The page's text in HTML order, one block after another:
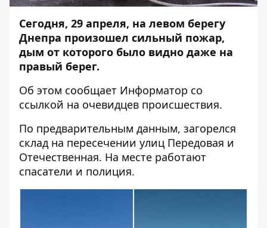
Сегодня, 29 апреля, на левом берегу
Днепра произошел сильный пожар,
дым от которого было видно даже на
правый берег.
Об этом сообщает Информатор со
ссылкой на очевидцев происшествия.
По предварительным данным, загорелся
склад на пересечении улиц Передовая и
Отечественная. На месте работают
спасатели и полиция.